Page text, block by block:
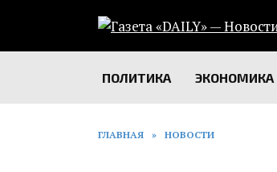
содержанию
ПОЛИТИКА ЭКОНОМИКА
ГЛАВНАЯ » НОВОСТИ